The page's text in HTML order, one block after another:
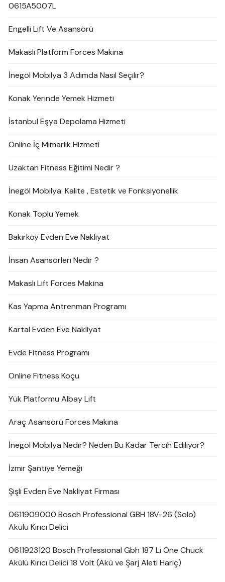
0615A5007L
Engelli Lift Ve Asansörü
Makaslı Platform Forces Makina
İnegöl Mobilya 3 Adımda Nasıl Seçilir?
Konak Yerinde Yemek Hizmeti
İstanbul Eşya Depolama Hizmeti
Online İç Mimarlık Hizmeti
Uzaktan Fitness Eğitimi Nedir ?
İnegöl Mobilya: Kalite , Estetik ve Fonksiyonellik
Konak Toplu Yemek
Bakırköy Evden Eve Nakliyat
İnsan Asansörleri Nedir ?
Makaslı Lift Forces Makina
Kas Yapma Antrenman Programı
Kartal Evden Eve Nakliyat
Evde Fitness Programı
Online Fitness Koçu
Yük Platformu Albay Lift
Araç Asansörü Forces Makina
İnegöl Mobilya Nedir? Neden Bu Kadar Tercih Ediliyor?
İzmir Şantiye Yemeği
Şişli Evden Eve Nakliyat Firması
0611909000 Bosch Professional GBH 18V-26 (Solo)
Akülü Kırıcı Delici
0611923120 Bosch Professional Gbh 187 Lı One Chuck
Akülü Kırıcı Delici 18 Volt (Akü ve Şarj Aleti Hariç)